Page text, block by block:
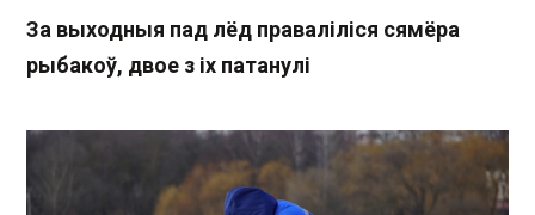
За выходныя пад лёд праваліліся сямёра
рыбакоў, двое з іх патанулі